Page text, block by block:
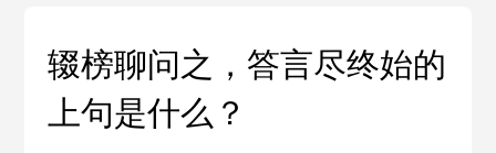
辍榜聊问之，答言尽终始的
上句是什么？